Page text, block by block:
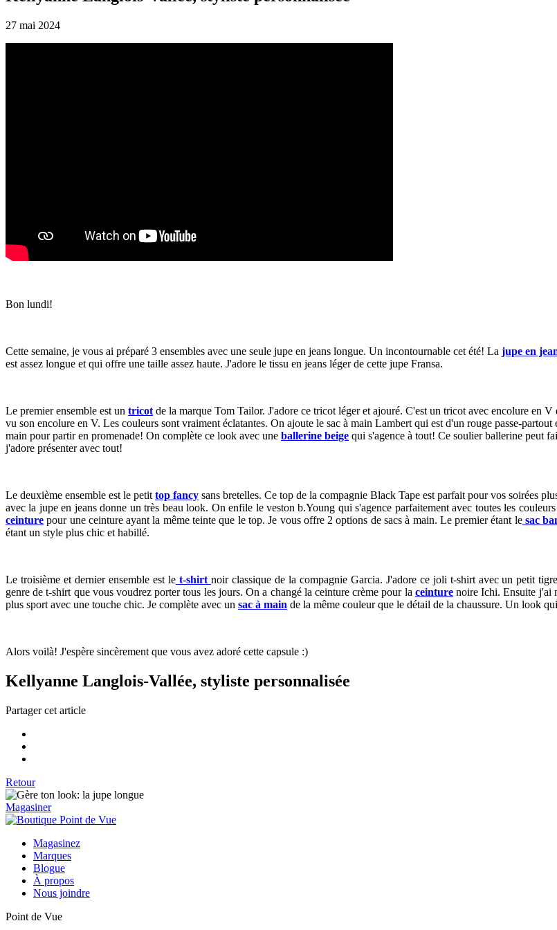
27 mai 2024
Bon lundi!
Cette semaine, je vous ai préparé 3 ensembles avec une seule jupe en jeans longue. Un incontournable cet été! La jupe en
est assez longue et qui offre une taille assez haute. J'adore le tissu en jeans léger de cette jupe Fransa.
Le premier ensemble est un tricot de la marque Tom Tailor. J'adore ce tricot léger et ajouré. C'est un tricot avec encolure en
vu son encolure en V. Les couleurs sont vraiment éclatantes. On ajoute le sac à main Lambert qui est d'un rouge passe-partout
main pour partir en promenade! On complète ce look avec une ballerine beige qui s'agence à tout! Ce soulier ballerine peut
j'adore présenter avec tout!
Le deuxième ensemble est le petit top fancy sans bretelles. Ce top de la compagnie Black Tape est parfait pour vos soirées
avec la jupe en jeans donne un très beau look. On enfile le veston b.Young qui s'agence parfaitement avec toutes les
ceinture pour une ceinture ayant la même teinte que le top. Je vous offre 2 options de sacs à main. Le premier étant lesac
étant un style plus chic et habillé.
Le troisième et dernier ensemble est let-shirt noir classique de la compagnie Garcia. J'adore ce joli t-shirt avec un petit
genre de t-shirt que vous voudrez porter tous les jours. On a changé la ceinture crème pour la ceinturenoire Ichi. Ensuite j'ai
plus sport avec une touche chic. Je complète avec un sac à main de la même couleur que le détail de la chaussure. Un look
Alors voilà! J'espère sincèrement que vous avez adoré cette capsule :)
Kellyanne Langlois-Vallée, styliste personnalisée
Partager cet article
Retour
Magasiner
Magasinez
Marques
Blogue
À propos
Nous joindre
Point de Vue